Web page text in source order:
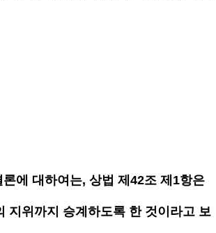
에 대하여는, 상법 제42조 제1항은
지위까지 승계하도록 한 것이라고 보